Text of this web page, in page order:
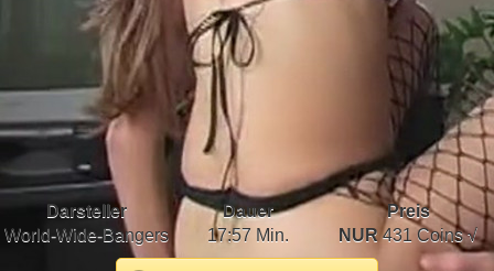
Darsteller Dauer
Preis
World-Wide-Bangers
17:57 Min. NUR431 Coins √